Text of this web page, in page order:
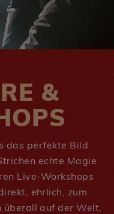
&
das perfekte Bild
echte Magie
Live-Workshops
ehrlich, zum
überall auf der Welt,